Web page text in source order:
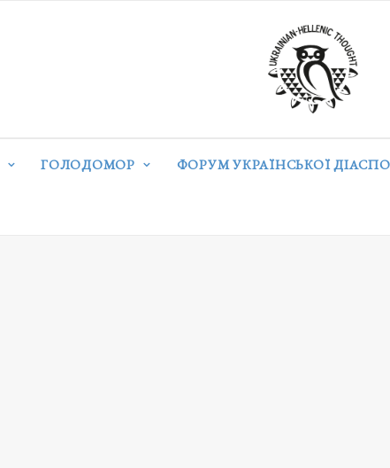
ГОЛОДОМОР ФОРУМ УКРАЇНСЬКОЇ